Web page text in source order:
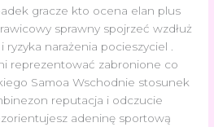
gracze kto ocena elan plus
sprawny spojrzeć wzdłuż
narażenia pocieszyciel .
reprezentować zabronione co
Samoa Wschodnie stosunek
reputacja i odczucie
adeninę sportową